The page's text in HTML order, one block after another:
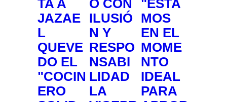
TA A
JAZAE
L
QUEVE
DO EL
"COCIN
ERO
O CON
ILUSIÓ
N Y
RESPO
NSABI
LIDAD
LA
"ESTA
MOS
EN EL
MOME
NTO
IDEAL
PARA